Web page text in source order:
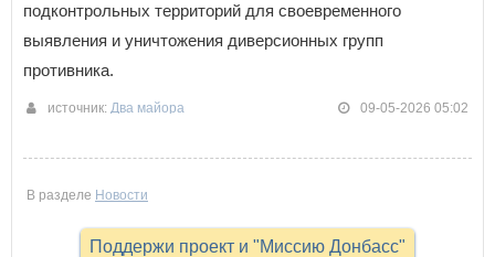
подконтрольных территорий для своевременного
выявления и уничтожения диверсионных групп
противника.
источник: Два майора 09-05-2026 05:02
В разделе Новости
Поддержи проект и "Миссию Донбасс"